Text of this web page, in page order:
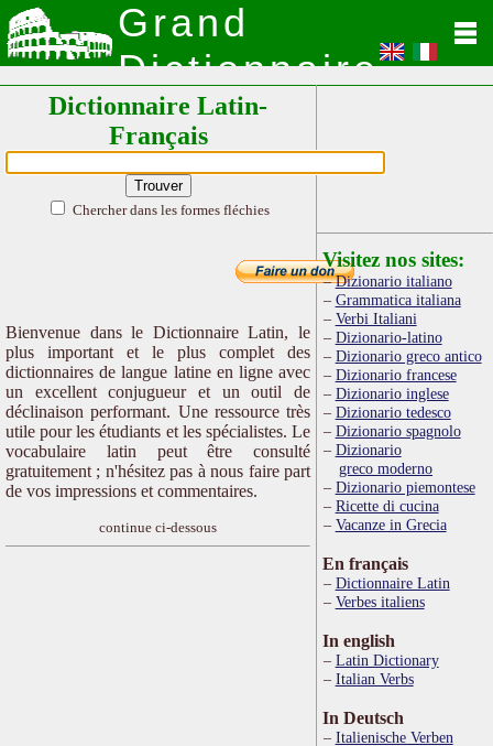
Grand
Dictionnaire
Latin
Dictionnaire Latin-
Français
Chercher dans les formes fléchies
Bienvenue dans le Dictionnaire Latin, le
plus important et le plus complet des
dictionnaires de langue latine en ligne avec
un excellent conjugueur et un outil de
déclinaison performant. Une ressource très
utile pour les étudiants et les spécialistes. Le
vocabulaire latin peut être consulté
gratuitement ; n'hésitez pas à nous faire part
de vos impressions et commentaires.
continue ci-dessous
Visitez nos sites:
Dizionario italiano
Grammatica italiana
Verbi Italiani
Dizionario-latino
Dizionario greco antico
Dizionario francese
Dizionario inglese
Dizionario tedesco
Dizionario spagnolo
Dizionario
greco moderno
Dizionario piemontese
Ricette di cucina
Vacanze in Grecia
En français
Dictionnaire Latin
Verbes italiens
In english
Latin Dictionary
Italian Verbs
In Deutsch
Italienische Verben